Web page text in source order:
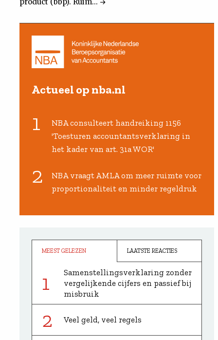
Actueel op nba.nl
NBA consulteert handreiking 1156
'Toesturen accountantsverklaring in
het kader van art. 31a WOR'
NBA vraagt AMLA om meer ruimte voor
proportionaliteit en minder regeldruk
MEEST GELEZEN LAATSTE REACTIES
1
Samenstellingsverklaring zonder
vergelijkende cijfers en passief bij
misbruik
2 Veel geld, veel regels